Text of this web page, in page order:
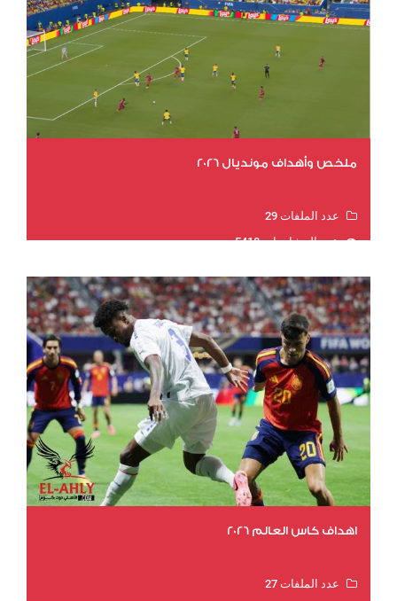
ملخص وأهداف مونديال 2026
عدد الملفات 29
عدد المشاهدات 5418
اهداف كاس العالم 2026
عدد الملفات 27